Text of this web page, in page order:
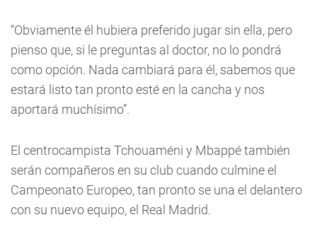
“Obviamente él hubiera preferido jugar sin ella, pero
pienso que, si le preguntas al doctor, no lo pondrá
como opción. Nada cambiará para él, sabemos que
estará listo tan pronto esté en la cancha y nos
aportará muchísimo”.
El centrocampista Tchouaméni y Mbappé también
serán compañeros en su club cuando culmine el
Campeonato Europeo, tan pronto se una el delantero
con su nuevo equipo, el Real Madrid.